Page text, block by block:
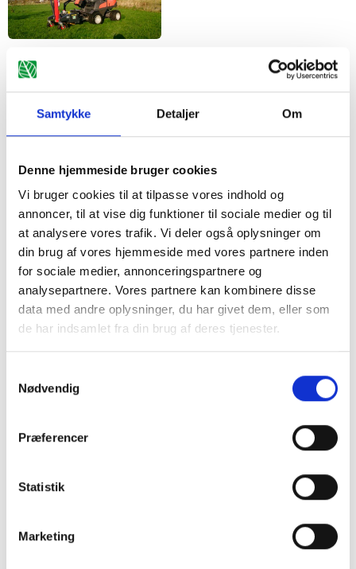
Samtykke Detaljer Om
Denne hjemmeside bruger cookies
Vi bruger cookies til at tilpasse vores indhold og
annoncer, til at vise dig funktioner til sociale medier og til
at analysere vores trafik. Vi deler også oplysninger om
din brug af vores hjemmeside med vores partnere inden
for sociale medier, annonceringspartnere og
analysepartnere. Vores partnere kan kombinere disse
data med andre oplysninger, du har givet dem, eller som
de har indsamlet fra din brug af deres tjenester.
Nødvendig
Præferencer
Statistik
Marketing
Grensave
Frontlæsserammer
Kontakt salgsafdelingen vedr. ELKÆR's produkter